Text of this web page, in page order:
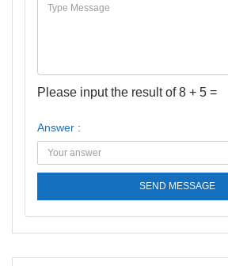
Please input the result of 8 + 5 =
Answer :
SEND MESSAGE